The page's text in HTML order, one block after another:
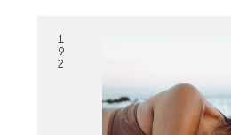
1
9
2